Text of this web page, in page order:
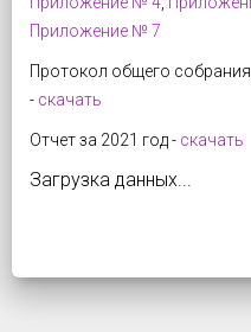
Приложение № 7
Протокол общего
- скачать
Отчет за 2021 год - скачать
Загрузка данных...